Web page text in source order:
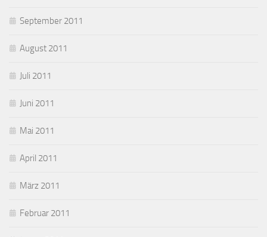
September 2011
August 2011
Juli 2011
Juni 2011
Mai 2011
April 2011
März 2011
Februar 2011